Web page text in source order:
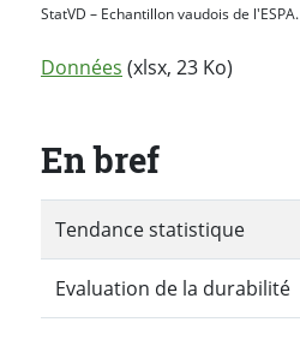
StatVD – Echantillon vaudois de l'ESPA.
Données (xlsx, 23 Ko)
En bref
Tendance statistique
Evaluation de la durabilité